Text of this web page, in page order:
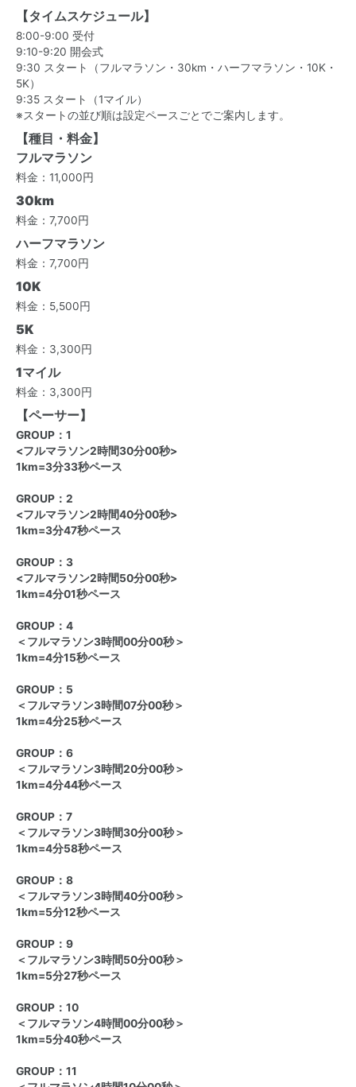
【タイムスケジュール】
8:00-9:00 受付
9:10-9:20 開会式
9:30 スタート（フルマラソン・30km・ハーフマラソン・10K・
5K）
9:35 スタート（1マイル）
※スタートの並び順は設定ペースごとでご案内します。
【種目・料金】
フルマラソン
料金：11,000円
30km
料金：7,700円
ハーフマラソン
料金：7,700円
10K
料金：5,500円
5K
料金：3,300円
1マイル
料金：3,300円
【ペーサー】
GROUP：1
<フルマラソン2時間30分00秒>
1km=3分33秒ペース
GROUP：2
<フルマラソン2時間40分00秒>
1km=3分47秒ペース
GROUP：3
<フルマラソン2時間50分00秒>
1km=4分01秒ペース
GROUP：4
＜フルマラソン3時間00分00秒＞
1km=4分15秒ペース
GROUP：5
＜フルマラソン3時間07分00秒＞
1km=4分25秒ペース
GROUP：6
＜フルマラソン3時間20分00秒＞
1km=4分44秒ペース
GROUP：7
＜フルマラソン3時間30分00秒＞
1km=4分58秒ペース
GROUP：8
＜フルマラソン3時間40分00秒＞
1km=5分12秒ペース
GROUP：9
＜フルマラソン3時間50分00秒＞
1km=5分27秒ペース
GROUP：10
＜フルマラソン4時間00分00秒＞
1km=5分40秒ペース
GROUP：11